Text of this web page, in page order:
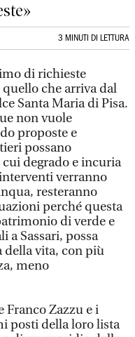
3 MINUTI DI LETTURA
di richieste
che arriva dal
Santa Maria di Pisa.
non vuole
proposte e
possano
degrado e incuria
verranno
resteranno
perché questa
di verde e
a Sassari, possa
della vita, con più
meno
Franco Zazzu e i
posti della loro lista